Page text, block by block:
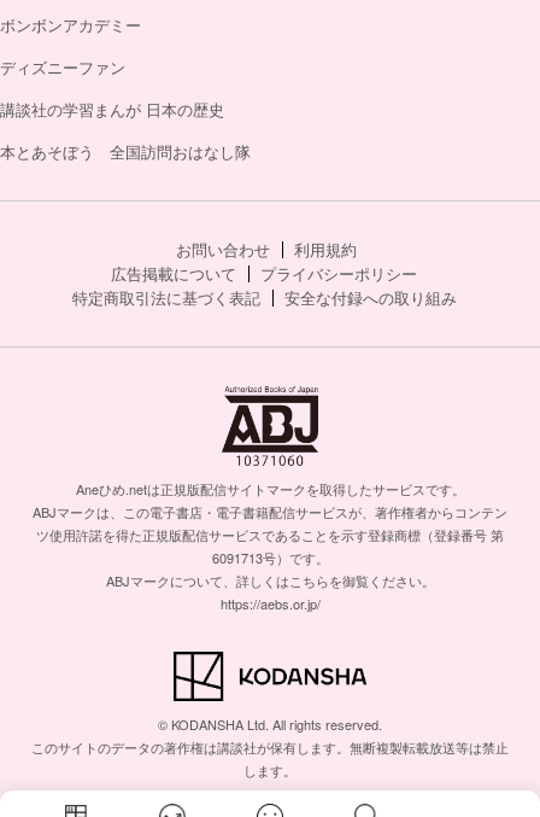
ボンボンアカデミー
ディズニーファン
講談社の学習まんが 日本の歴史
本とあそぼう 全国訪問おはなし隊
お問い合わせ
利用規約
広告掲載について
プライバシーポリシー
特定商取引法に基づく表記
安全な付録への取り組み
Aneひめ.netは正規版配信サイトマークを取得したサービスです。
ABJマークは、この電子書店・電子書籍配信サービスが、著作権者からコンテン
ツ使用許諾を得た正規版配信サービスであることを示す登録商標（登録番号 第
6091713号）です。
ABJマークについて、詳しくはこちらを御覧ください。
https://aebs.or.jp/
© KODANSHA Ltd. All rights reserved.
このサイトのデータの著作権は講談社が保有します。無断複製転載放送等は禁止
します。